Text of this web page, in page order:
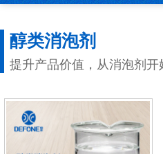
醇类消泡剂
提升产品价值，从消泡剂开